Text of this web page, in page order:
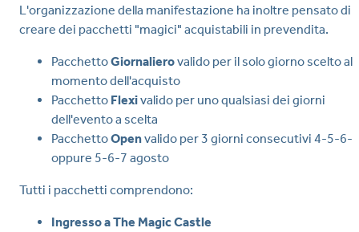
L'organizzazione della manifestazione ha inoltre pensato di
creare dei pacchetti "magici" acquistabili in prevendita.
PacchettoGiornalierovalido per il solo giorno scelto al
momento dell'acquisto
Pacchetto Flexivalido per uno qualsiasi dei giorni
dell'evento a scelta
PacchettoOpenvalido per 3 giorni consecutivi 4-5-6-
oppure 5-6-7 agosto
Tutti i pacchetti comprendono:
Ingresso a The Magic Castle